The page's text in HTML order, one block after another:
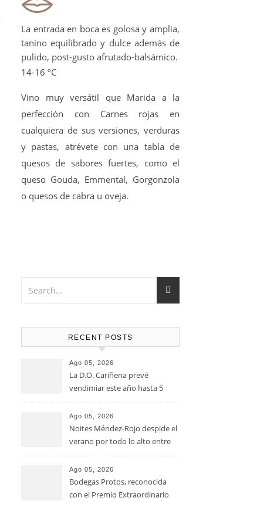
La entrada en boca es golosa y amplia,
tanino equilibrado y dulce además de
pulido, post-gusto afrutado-balsámico.
14-16 ºC
Vino muy versátil que Marida a la
perfección con Carnes rojas en
cualquiera de sus versiones, verduras
y pastas, atrévete con una tabla de
quesos de sabores fuertes, como el
queso Gouda, Emmental, Gorgonzola
o quesos de cabra u oveja.
RECENT POSTS
Ago 05, 2026
La D.O. Cariñena prevé
vendimiar este año hasta 5
que en 2025
Ago 05, 2026
Noites Méndez-Rojo despide el
verano por todo lo alto entre
Ago 05, 2026
Bodegas Protos, reconocida
con el Premio Extraordinario